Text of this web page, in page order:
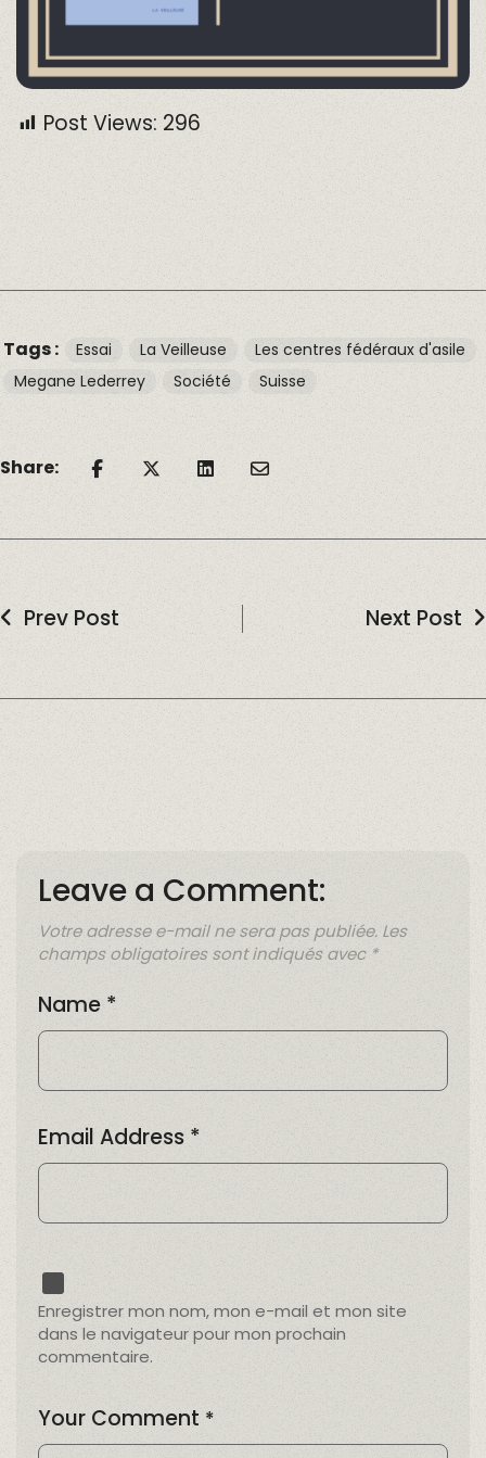
Post Views: 296
Tags : Essai La Veilleuse
Les centres fédéraux d'asile
Megane Lederrey
Société Suisse
Share:
Prev Post Next Post
Leave a Comment:
Votre adresse e-mail ne sera pas publiée. Les
champs obligatoires sont indiqués avec *
Name *
Email Address *
Enregistrer mon nom, mon e-mail et mon site
dans le navigateur pour mon prochain
commentaire.
Your Comment *